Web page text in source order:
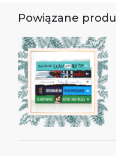
Powiązane